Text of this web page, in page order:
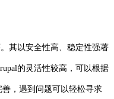
其以安全性高、稳定性强著
的灵活性较高，可以根据
，遇到问题可以轻松寻求